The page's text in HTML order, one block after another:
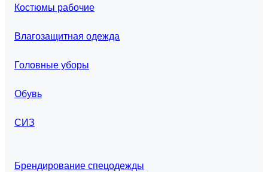
Костюмы рабочие
Влагозащитная одежда
Головные уборы
Обувь
СИЗ
Брендирование спецодежды